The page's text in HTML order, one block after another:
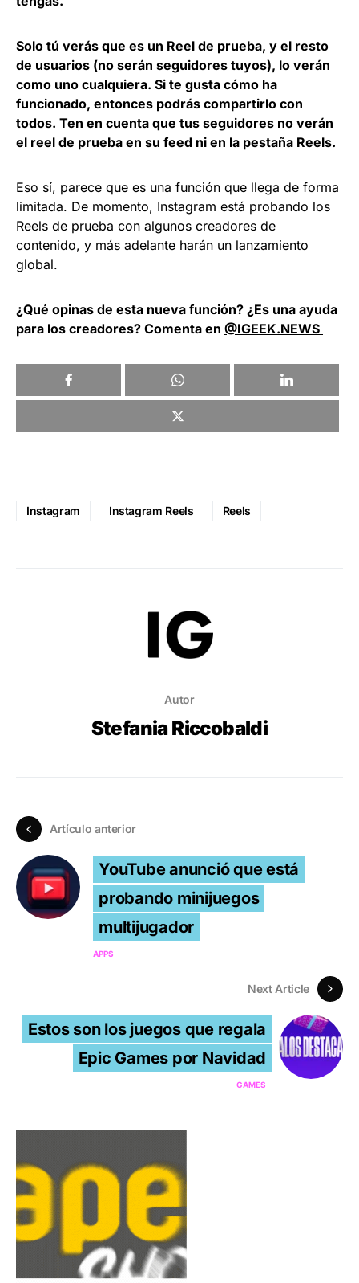
Solo tú verás que es un Reel de prueba, y el resto
de usuarios (no serán seguidores tuyos), lo verán
como uno cualquiera. Si te gusta cómo ha
funcionado, entonces podrás compartirlo con
todos. Ten en cuenta que tus seguidores no verán
el reel de prueba en su feed ni en la pestaña Reels.
Eso sí, parece que es una función que llega de forma
limitada. De momento, Instagram está probando los
Reels de prueba con algunos creadores de
contenido, y más adelante harán un lanzamiento
global.
¿Qué opinas de esta nueva función? ¿Es una ayuda
para los creadores? Comenta en @IGEEK.NEWS
Instagram Instagram Reels Reels
Autor
Stefania Riccobaldi
Artículo anterior
YouTube anunció que está
probando minijuegos
multijugador
APPS
Next Article
Estos son los juegos que regala
Epic Games por Navidad
GAMES